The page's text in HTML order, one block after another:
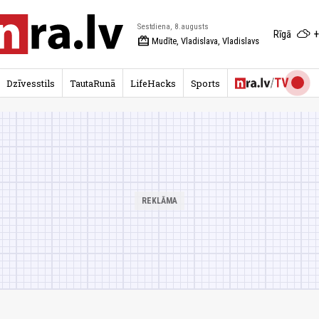
Sestdiena, 8.augusts
redeem Mudīte, Vladislava, Vladislavs
Rīgā
Dzīvesstils TautaRunā LifeHacks Sports